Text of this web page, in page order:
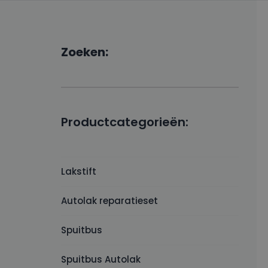
Zoeken:
Productcategorieën:
Lakstift
Autolak reparatieset
Spuitbus
Spuitbus Autolak